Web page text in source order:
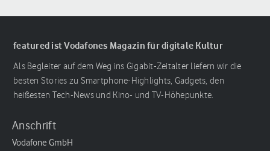
featured ist Vodafones Magazin für digitale Kultur
Als Begleiter auf dem Weg ins Gigabit-Zeitalter liefern wir die
besten Stories zu Smartphone-Highlights, Gadgets, den
heißesten Tech-News und Kino- und TV-Höhepunkte.
Anschrift
Vodafone GmbH